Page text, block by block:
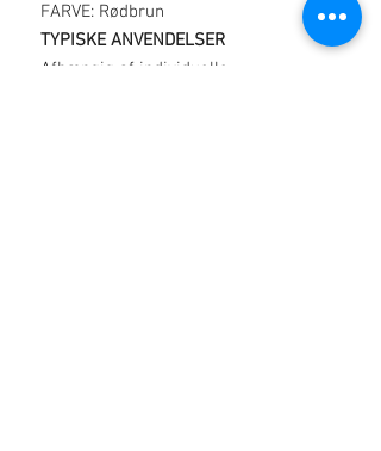
FARVE: Rødbrun
TYPISKE ANVENDELSER
Afhængig af individuelle